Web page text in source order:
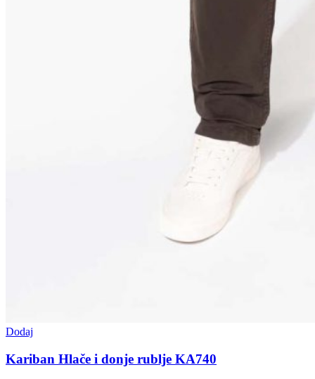
Dodaj
Kariban Hlače i donje rublje KA740